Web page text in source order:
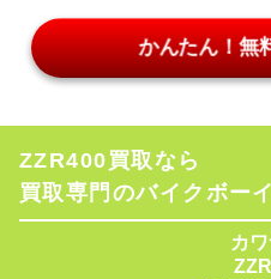
かんたん！無
ZZR400買取なら
買取専門のバイクボー
カ